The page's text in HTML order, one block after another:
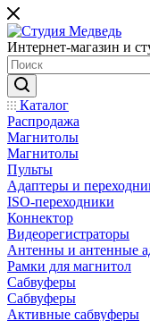
Интернет-магазин и
Каталог
Распродажа
Магнитолы
Магнитолы
Пульты
Адаптеры и
ISO-переходники
Коннектор
Видеорегистраторы
Антенны и антенные
Рамки для магнитол
Сабвуферы
Сабвуферы
Активные сабвуферы